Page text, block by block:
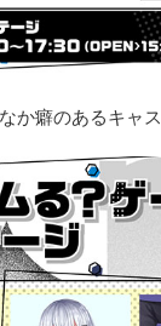
癖のあるキャス